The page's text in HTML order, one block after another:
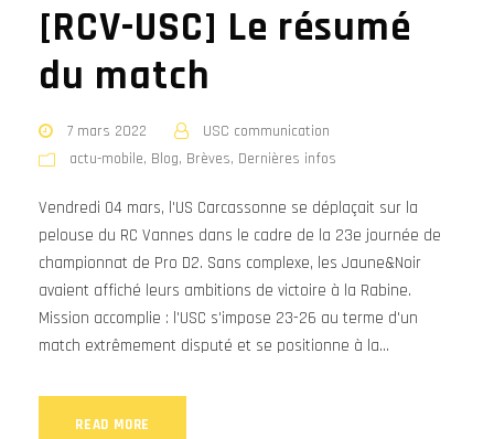
[RCV-USC] Le résumé
du match
7 mars 2022
USC communication
actu-mobile, Blog, Brèves, Dernières infos
Vendredi 04 mars, l'US Carcassonne se déplaçait sur la
pelouse du RC Vannes dans le cadre de la 23e journée de
championnat de Pro D2. Sans complexe, les Jaune&Noir
avaient affiché leurs ambitions de victoire à la Rabine.
Mission accomplie : l'USC s'impose 23-26 au terme d'un
match extrêmement disputé et se positionne à la...
READ MORE